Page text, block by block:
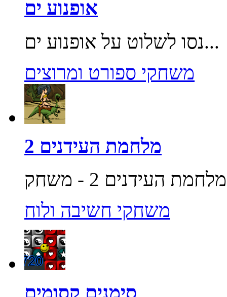
אופנוע ים
נסו לשלוט על אופנוע ים...
משחקי ספורט ומרוצים
מלחמת העידנים 2
משחקי חשיבה ולוח
סימנים קסומים